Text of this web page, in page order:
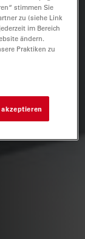
stimmen Sie
zu (siehe Link
im Bereich
ändern.
Praktiken zu